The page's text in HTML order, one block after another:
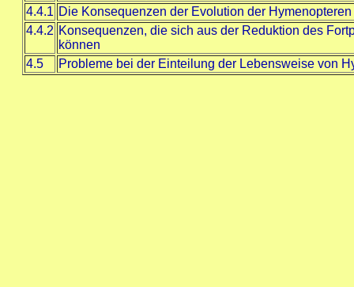
4.4.1 Die Konsequenzen der Evolution der
4.4.2 Konsequenzen, die sich aus der Reduktion des
können
4.5
Probleme bei der Einteilung der Lebensweise von